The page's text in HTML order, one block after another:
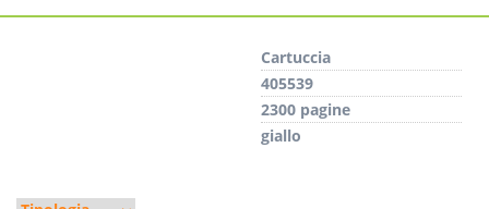
Cartuccia
405539
2300 pagine
giallo